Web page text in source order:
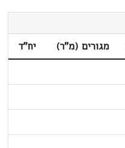
מגורים (מ"ר)
יח"ד